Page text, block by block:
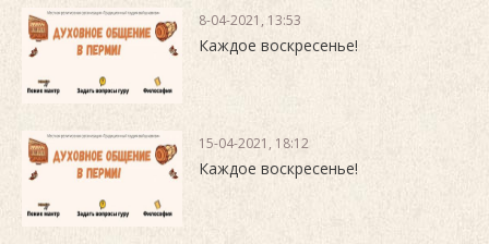
8-04-2021, 13:53
Каждое воскресенье!
15-04-2021, 18:12
Каждое воскресенье!